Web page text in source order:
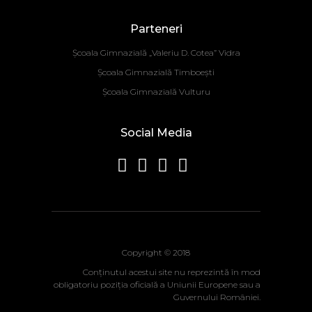
Parteneri
Școala Gimnazială „Valeriu D. Cotea” Vidra
Școala Gimnazială Timboești
Școala Gimnazială Vulturu
Social Media
Copyright © 2018
Conţinutul acestui site nu reprezintă în mod
obligatoriu poziţia oficială a Uniunii Europene sau a
Guvernului României.